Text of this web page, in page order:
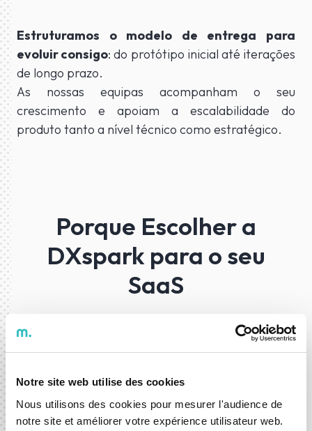
Notre site web utilise des cookies
Nous utilisons des cookies pour mesurer l'audience de
notre site et améliorer votre expérience utilisateur web.
Estruturamos o modelo de entrega para
evoluir consigo: do protótipo inicial até iterações
de longo prazo.
As nossas equipas acompanham o seu
crescimento e apoiam a escalabilidade do
produto tanto a nível técnico como estratégico.
Porque Escolher a
DXspark para o seu
SaaS
Se pretende lançar um produto digital sem ter de
modelo permite-lhe acesso a um processo
validado e a uma equipa experiente.